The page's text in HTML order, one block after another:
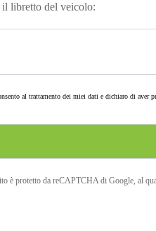
libretto del veicolo:
al trattamento dei miei dati e dichiaro di aver
è protetto da reCAPTCHA di Google, al